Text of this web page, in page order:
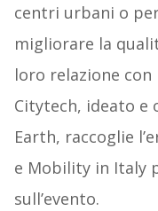
centri urbani o
migliorare la
loro relazione
Citytech, ideato e
Earth, raccoglie
e Mobility in Italy
sull’evento.